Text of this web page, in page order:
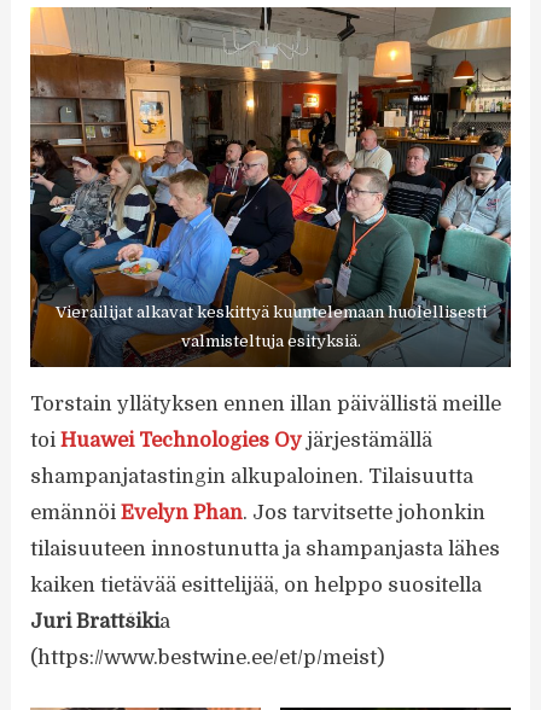
Vierailijat alkavat keskittyä kuuntelemaan huolellisesti
valmisteltuja esityksiä.
Torstain yllätyksen ennen illan päivällistä meille
toiHuawei Technologies Oy järjestämällä
shampanjatastingin alkupaloinen. Tilaisuutta
emännöiEvelyn Phan. Jos tarvitsette johonkin
tilaisuuteen innostunutta ja shampanjasta lähes
kaiken tietävää esittelijää, on helppo suositella
Juri Brattšikia
(https://www.bestwine.ee/et/p/meist)